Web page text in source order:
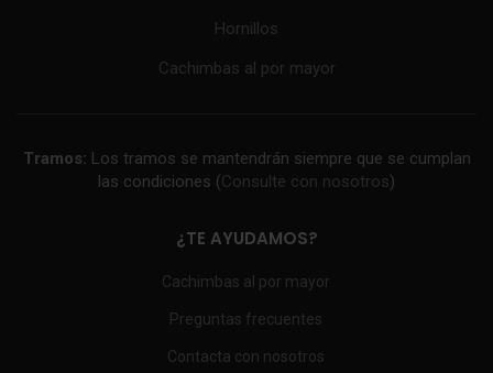
Hornillos
Cachimbas al por mayor
Tramos: Los tramos se mantendrán siempre que se cumplan
las condiciones (Consulte con nosotros)
¿TE AYUDAMOS?
Cachimbas al por mayor
Preguntas frecuentes
Contacta con nosotros